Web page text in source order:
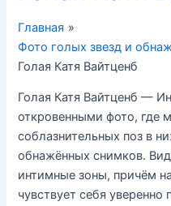
Главная
Фото голых звезд и
Голая Катя Вайтценб
Голая Катя Вайтценб —
откровенными фото, где
соблазнительных поз в
обнажённых снимков.
интимные зоны, причём
чувствует себя